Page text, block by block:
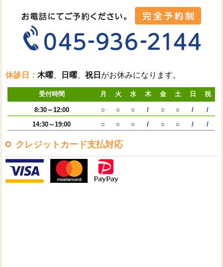
休診日：木曜 日曜 、祝日 がお休みになります。
受付時間 月 火 水 木 金 土 日 祝
8:30～12:00 ○ ○ ○ / ○ ○ /
/
14:30～19:00
○ ○ ○ / ○ ○ / /
クレジットカード支払対応